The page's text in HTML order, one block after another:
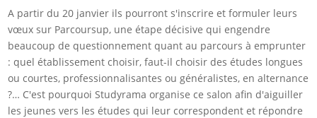
A partir du 20 janvier ils pourront s'inscrire et formuler leurs
vœux sur Parcoursup, une étape décisive qui engendre
beaucoup de questionnement quant au parcours à emprunter
: quel établissement choisir, faut-il choisir des études longues
ou courtes, professionnalisantes ou généralistes, en alternance
?… C'est pourquoi Studyrama organise ce salon afin d'aiguiller
les jeunes vers les études qui leur correspondent et répondre